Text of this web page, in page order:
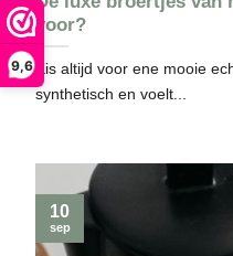
9,6
voor?
Kis altijd voor ene mooie
synthetisch en voelt...
10
sep